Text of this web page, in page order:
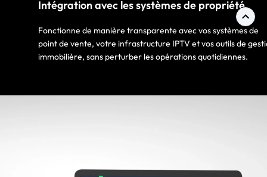
Intégration avec les systèmes de propriété
Fonctionne de manière transparente avec vos systèmes de
point de vente, votre infrastructure IPTV et vos outils de
immobilière, sans perturber les opérations quotidiennes.​